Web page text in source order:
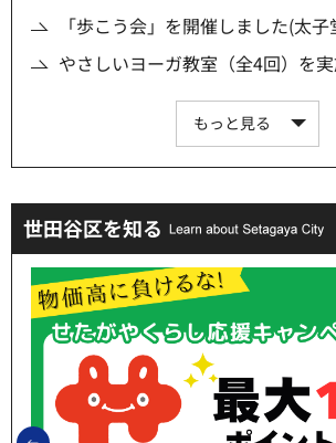
「歩こう会」を開催しました(太子
やさしいヨーガ教室（全4回）を
もっと見る
世田谷区を知る